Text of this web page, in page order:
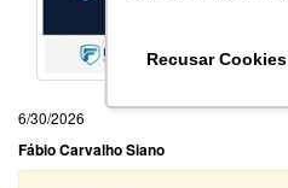
Recusar Cookies
6/30/2026
Fábio Carvalho Siano